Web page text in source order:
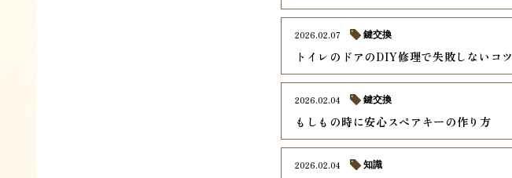
トイレのドアのDIY修理で失敗しないコツ
2026.02.07 鍵交換
もしもの時に安心スペアキーの作り方
2026.02.04 鍵交換
2026.02.04 知識